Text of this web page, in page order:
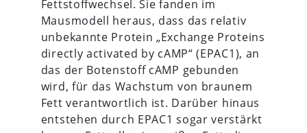
Fettstoffwechsel. Sie fanden im
Mausmodell heraus, dass das relativ
unbekannte Protein „Exchange Proteins
directly activated by cAMP“ (EPAC1), an
das der Botenstoff cAMP gebunden
wird, für das Wachstum von braunem
Fett verantwortlich ist. Darüber hinaus
entstehen durch EPAC1 sogar verstärkt